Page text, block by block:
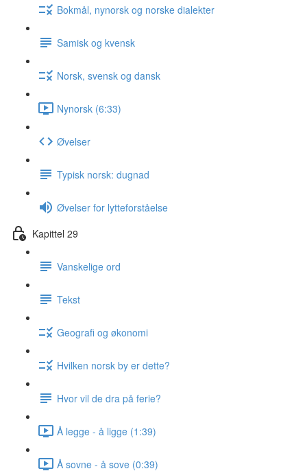
Bokmål, nynorsk og norske dialekter
Samisk og kvensk
Norsk, svensk og dansk
Nynorsk (6:33)
Øvelser
Typisk norsk: dugnad
Øvelser for lytteforståelse
Kapittel 29
Vanskelige ord
Tekst
Geografi og økonomi
Hvilken norsk by er dette?
Hvor vil de dra på ferie?
Å legge - å ligge (1:39)
Å sovne - å sove (0:39)